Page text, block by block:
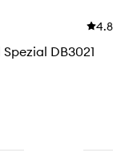
4.8
DB3021